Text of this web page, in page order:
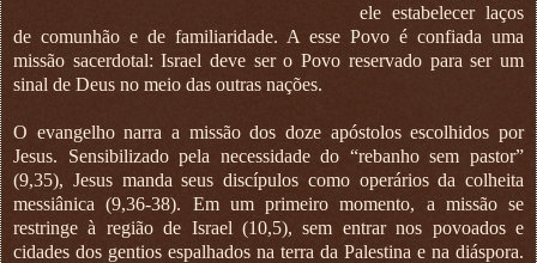
ele estabelecer laços
de comunhão e de familiaridade. A esse Povo é confiada uma
missão sacerdotal: Israel deve ser o Povo reservado para ser um
sinal de Deus no meio das outras nações.
O evangelho narra a missão dos doze apóstolos escolhidos por
Jesus. Sensibilizado pela necessidade do “rebanho sem pastor”
(9,35), Jesus manda seus discípulos como operários da colheita
messiânica (9,36-38). Em um primeiro momento, a missão se
restringe à região de Israel (10,5), sem entrar nos povoados e
cidades dos gentios espalhados na terra da Palestina e na diáspora.